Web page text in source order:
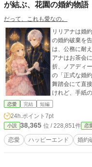
が結ぶ、花園の婚約物語
だって、これも愛なの。
リリアナは婚
の婚約破棄を告げられる。 「君
は、公務に耐
アナはお茶会に
折、ノアディ
の「正式な婚
舞踏会にて直接言葉
けれど、手紙
『……あのとき
恋愛 完結 短編
24h.ポイント 7pt
小説 38,365 位 / 228,851件 恋
恋愛 ハッピーエンド 婚約